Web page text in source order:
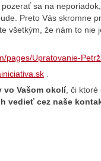
sa na
Preto Vás skromne
všetkým, že nám to nie
pages/Upratovanie-
.
vo Vašom okolí, či ktoré
vedieť cez naše